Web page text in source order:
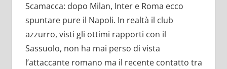
Scamacca: dopo Milan, Inter e Roma ecco
spuntare pure il Napoli. In realtà il club
azzurro, visti gli ottimi rapporti con il
Sassuolo, non ha mai perso di vista
l’attaccante romano ma il recente contatto tra